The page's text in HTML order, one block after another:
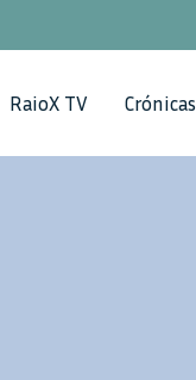
RaioX TV Crónicas